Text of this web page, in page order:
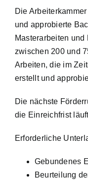
Die
und approbierte
Masterarbeiten
zwischen 200 und
Arbeiten, die im
erstellt und
Die nächste
die Einreichfrist
Erforderliche
Gebundenes
Beurteilung